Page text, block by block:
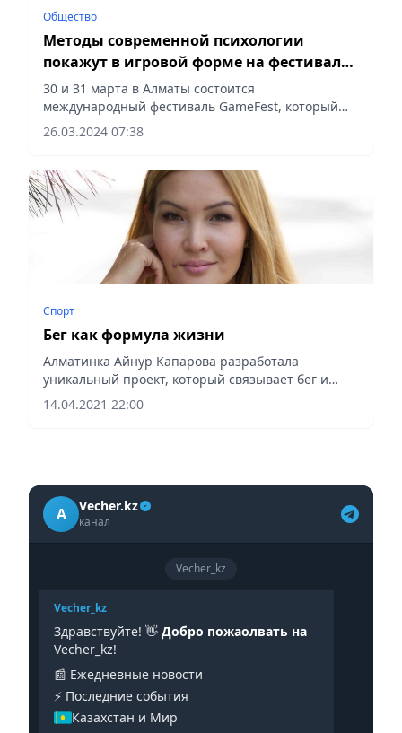
Общество
Методы современной психологии
покажут в игровой форме на фестивале
GameFest в Алматы
30 и 31 марта в Алматы состоится
международный фестиваль GameFest, который
познакомит участников с методами передовой
психологии в легкой и увлекательной игровой
26.03.2024 07:38
Спорт
Бег как формула жизни
Алматинка Айнур Капарова разработала
уникальный проект, который связывает бег и
психологию.
14.04.2021 22:00
A Vecher.kz
канал
Vecher_kz
Vecher_kz
Здравствуйте! 👋 Добро пожаолвать на
Vecher_kz!
📰 Ежедневные новости
⚡️ Последние события
Казахстан и Мир